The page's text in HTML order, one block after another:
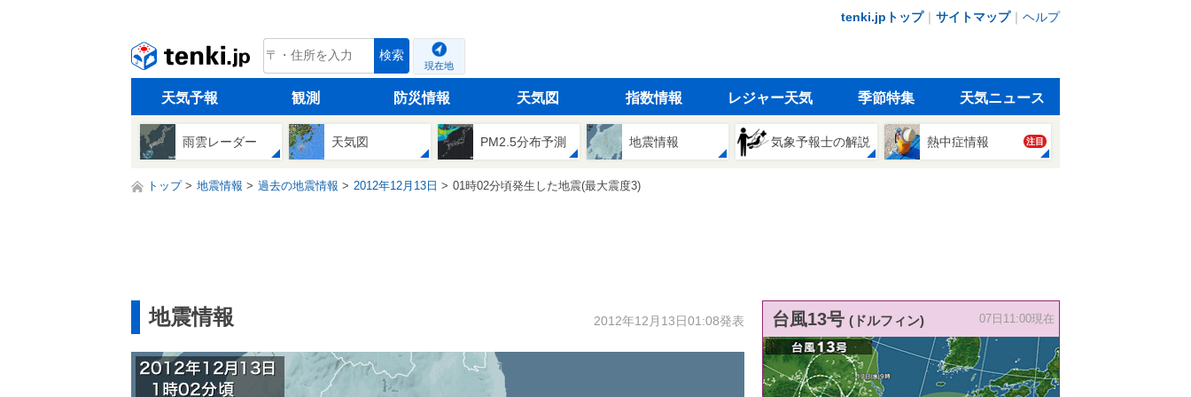
tenki.jpトップ｜ サイトマップ｜ ヘルプ
tenki.jp 検索
現在地
天気予報 観測 防災情報 天気図 指数情報 レジャー天気 季節特集 天気ニュース
雨雲レーダー 天気図 PM2.5分布予測 地震情報 気象予報士の解説 熱中症情報 注目
トップ 地震情報 過去の地震情報 2012年12月13日 01時02分頃発生した地震(最大震度3)
地震情報 2012年12月13日01:08発表 台風13号 (ドルフィン) 07日11:00現在